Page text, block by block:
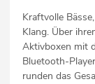
Kraftvolle
Klang. Über
Aktivboxen mit
Bluetooth-
runden das